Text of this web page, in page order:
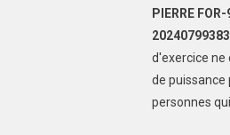
PIERRE
20240799383
d'exercice ne
de puissance
personnes